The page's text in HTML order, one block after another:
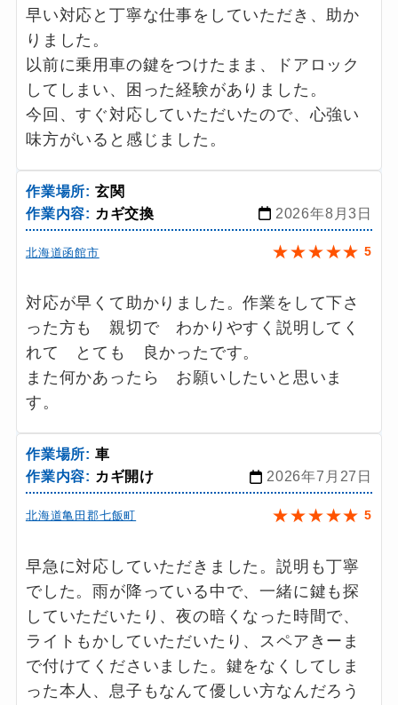
早い対応と丁寧な仕事をしていただき、助か
りました。
以前に乗用車の鍵をつけたまま、ドアロック
してしまい、困った経験がありました。
今回、すぐ対応していただいたので、心強い
味方がいると感じました。
作業場所: 玄関
作業内容: カギ交換 2026年8月3日
北海道函館市 ★★★★★ 5
対応が早くて助かりました。作業をして下さ
った方も 親切で わかりやすく説明してく
れて とても 良かったです。
また何かあったら お願いしたいと思いま
す。
作業場所: 車
作業内容: カギ開け 2026年7月27日
北海道亀田郡七飯町 ★★★★★ 5
早急に対応していただきました。説明も丁寧
でした。雨が降っている中で、一緒に鍵も探
していただいたり、夜の暗くなった時間で、
ライトもかしていただいたり、スペアきーま
で付けてくださいました。鍵をなくしてしま
った本人、息子もなんて優しい方なんだろう